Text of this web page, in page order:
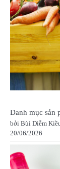
Danh mục sản
bởi Bùi Diễm
20/06/2026